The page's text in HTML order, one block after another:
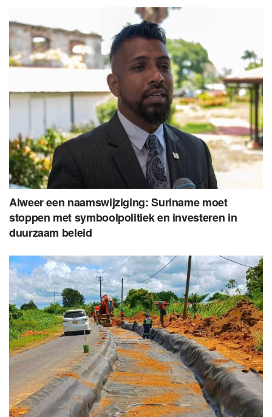
Alweer een naamswijziging: Suriname moet
stoppen met symboolpolitiek en investeren in
duurzaam beleid